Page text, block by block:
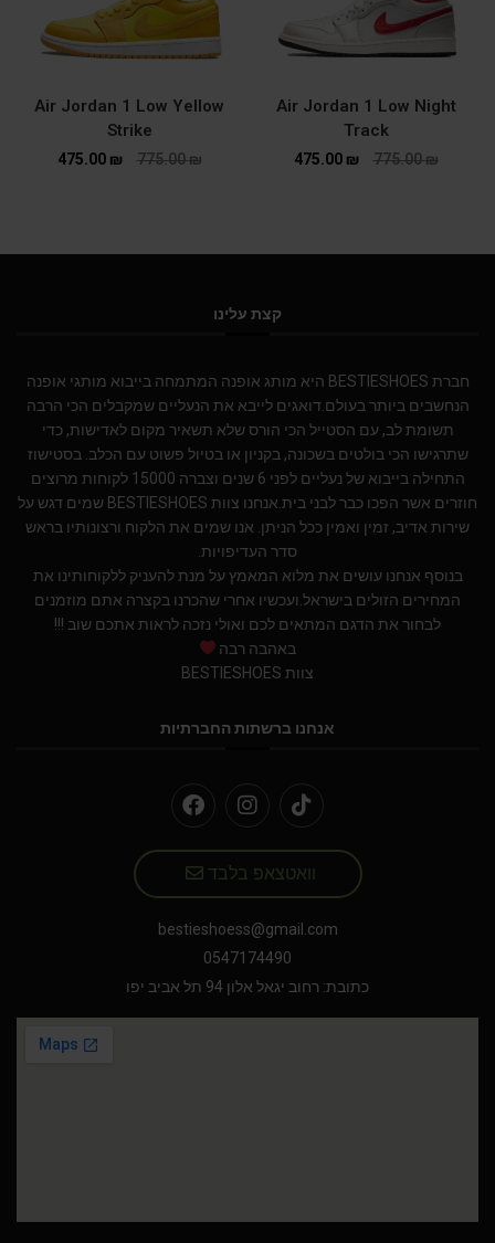
Air Jordan 1 Low Night
Track
775.00₪
475.00 ₪
Air Jordan 1 Low Yellow
Strike
775.00₪
475.00 ₪
קצת עלינו
חברת BESTIESHOES היא מותג אופנה המתמחה בייבוא מותגי אופנה
הנחשבים ביותר בעולם.דואגים לייבא את הנעליים שמקבלים הכי הרבה
תשומת לב, עם הסטייל הכי הורס שלא תשאיר מקום לאדישות, כדי
שתרגישו הכי בולטים בשכונה, בקניון או בטיול פשוט עם הכלב. בסטישוז
התחילה בייבוא של נעליים לפני 6 שנים וצברה 15000 לקוחות מרוצים
חוזרים אשר הפכו כבר לבני בית.אנחנו צוות BESTIESHOES שמים דגש על
שירות אדיב, זמין ואמין ככל הניתן. אנו שמים את הלקוח ורצונותיו בראש
סדר העדיפויות.
בנוסף אנחנו עושים את מלוא המאמץ על מנת להעניק ללקוחותינו את
המחירים הזולים בישראל.ועכשיו אחרי שהכרנו בקצרה אתם מוזמנים
לבחור את הדגם המתאים לכם ואולי נזכה לראות אתכם שוב !!!
באהבה רבה
צוות BESTIESHOES
אנחנו ברשתות החברתיות
וואטצאפ בלבד
bestieshoess@gmail.com
0547174490
כתובת: רחוב יגאל אלון 94 תל אביב יפו